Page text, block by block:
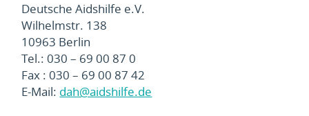
Deutsche Aidshilfe e.V.
Wilhelmstr. 138
10963 Berlin
Tel.: 030 – 69 00 87 0
Fax : 030 – 69 00 87 42
E-Mail: dah@aidshilfe.de